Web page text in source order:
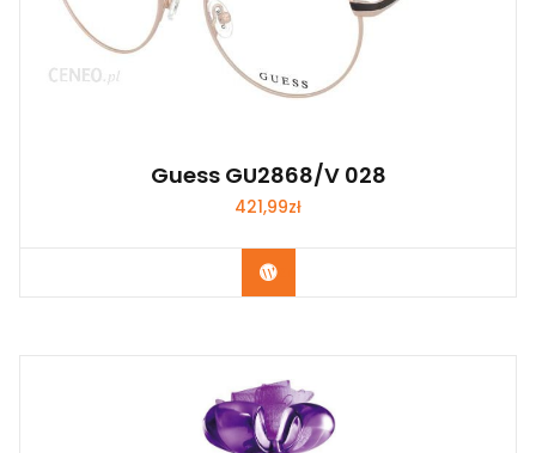
Guess GU2868/V 028
421,99zł
Zobacz